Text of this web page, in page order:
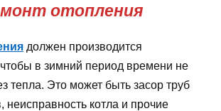
отопления
должен производится
в зимний период времени не
тепла. Это может быть засор труб
неисправность котла и прочие